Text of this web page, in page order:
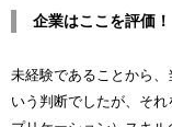
企業はここを評価！
未経験であることから
いう判断でしたが、そ